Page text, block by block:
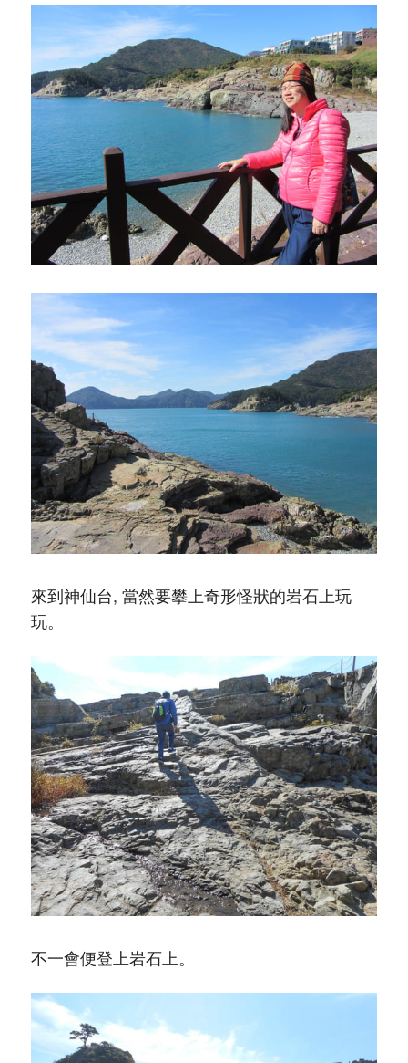
來到神仙台, 當然要攀上奇形怪狀的岩石上玩
玩。
不一會便登上岩石上。